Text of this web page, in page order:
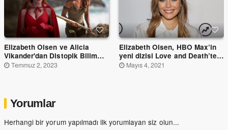
Elizabeth Olsen ve Alicia
Vikander'dan Distopik Bilim
Kurgu Filmi Geliyor
Temmuz 2, 2023
Elizabeth Olsen, HBO Max’in
yeni dizisi Love and Death’te
rol alacak
Mayıs 4, 2021
Yorumlar
Herhangi bir yorum yapılmadı ilk yorumlayan siz olun...